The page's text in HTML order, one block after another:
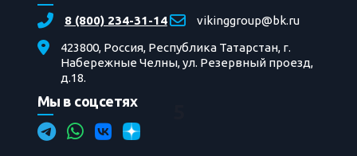
Трактора
Доработки автотехники
Главная Фотоальбом»Ремонт»Текущий
ремонт колёсного трактора К702 МВА-УДМ2» 5
8 (800) 234-31-14
vikinggroup@bk.ru
423800, Россия, Республика Татарстан, г.
Набережные Челны, ул. Резервный проезд,
д.18.
Мы в соцсетях